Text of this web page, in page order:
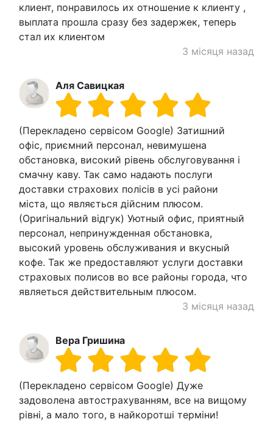
клиент, понравилось их отношение к клиенту ,
выплата прошла сразу без задержек, теперь
стал их клиентом
3 місяця назад
Аля Савицкая
(Перекладено сервісом Google) Затишний
офіс, приємний персонал, невимушена
обстановка, високий рівень обслуговування і
смачну каву. Так само надають послуги
доставки страхових полісів в усі райони
міста, що являється дійсним плюсом.
(Оригінальний відгук) Уютный офис, приятный
персонал, непринужденная обстановка,
высокий уровень обслуживания и вкусный
кофе. Так же предоставляют услуги доставки
страховых полисов во все районы города, что
являеться действительным плюсом.
3 місяця назад
Вера Гришина
(Перекладено сервісом Google) Дуже
задоволена автострахуванням, все на вищому
рівні, а мало того, в найкоротші терміни!